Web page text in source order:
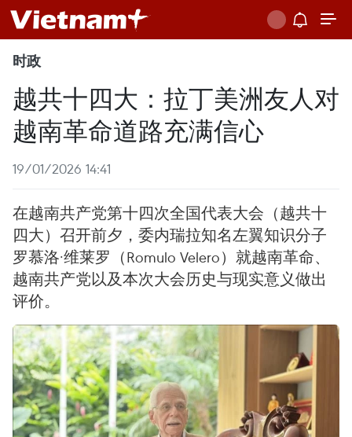
时政
越共十四大：拉丁美洲友人对
越南革命道路充满信心
19/01/2026 14:41
在越南共产党第十四次全国代表大会（越共十
四大）召开前夕，委内瑞拉知名左翼知识分子
罗慕洛·维莱罗（Romulo Velero）就越南革命、
越南共产党以及本次大会历史与现实意义做出
评价。